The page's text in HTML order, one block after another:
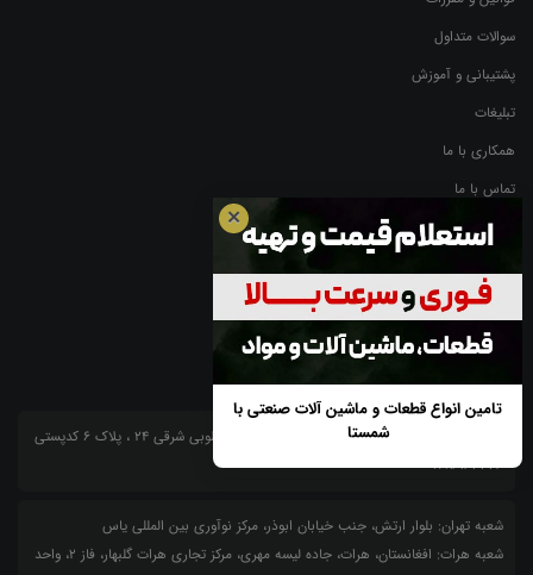
سوالات متداول
پشتیبانی و آموزش
تبلیغات
همکاری با ما
تماس با ما
گزارش تخلف
شعبه 1 یزد: دفتر مرکزی : یزد، صفائیه بلوار امیرکبیر، طوبی شرقی 24 ، پلاک 6 کدپستی
8916147773
شعبه تهران: بلوار ارتش، جنب خیابان ابوذر، مرکز نوآوری بین المللی یاس
شعبه هرات: افغانستان، هرات، جاده لیسه مهری، مرکز تجاری هرات گلبهار، فاز ۲، واحد
✕
تامین انواع قطعات و ماشین آلات صنعتی با
شمستا